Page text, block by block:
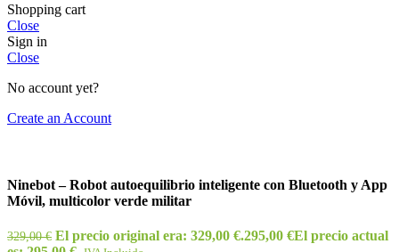
Shopping cart
Close
Sign in
Close
No account yet?
Create an Account
Ninebot – Robot autoequilibrio inteligente con Bluetooth y App
Móvil, multicolor verde militar
329,00€ El precio original era: 329,00 €.295,00 €El precio actual